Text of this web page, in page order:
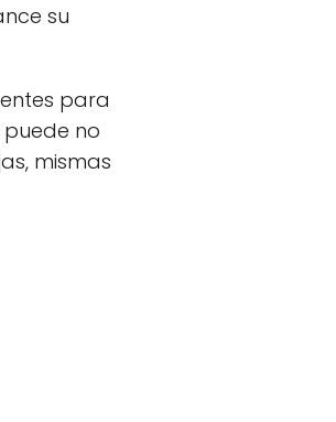
su
para
no
mismas